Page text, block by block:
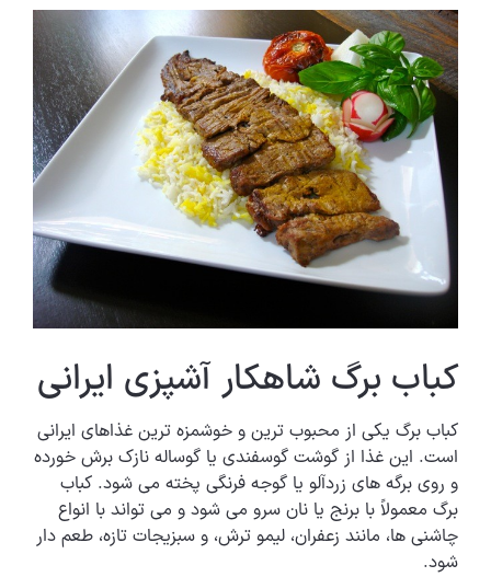
کباب برگ شاهکار آشپزی ایرانی
کباب برگ یکی از محبوب ترین و خوشمزه ترین غذاهای ایرانی
است. این غذا از گوشت گوسفندی یا گوساله نازک برش خورده
و روی برگه های زردآلو یا گوجه فرنگی پخته می شود. کباب
برگ معمولاً با برنج یا نان سرو می شود و می تواند با انواع
چاشنی ها، مانند زعفران، لیمو ترش، و سبزیجات تازه، طعم دار
شود.